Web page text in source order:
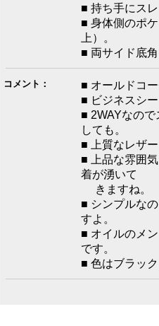
■ 持ち手にス
■ 身体側のポ
上）。
■ 両サイド底
コメント：
■ オールドコ
■ ビジネスシ
■ 2WAYなの
しても。
■ 上質なレザ
■ 上品な雰囲
着が湧いて
きますね。
■ シンプルな
すよ。
■ オイルのメ
です。
■ 色はブラッ